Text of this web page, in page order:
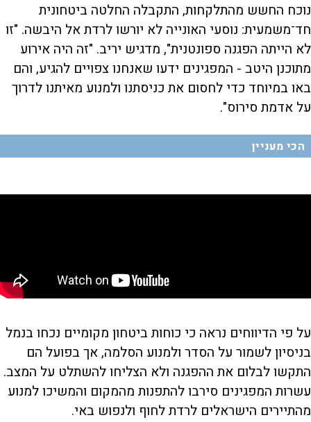
נוכח החשש מהתלקחות, התקבלה החלטה ביטחונית
חד־משמעית: נוסעי האונייה לא יורשו לרדת אל היבשה. "זו
לא הייתה הפגנה ספונטנית", מדגיש יריב. "זה היה אירוע
מתוכנן היטב - המפגינים ידעו שאנחנו צפויים להגיע, והם
באו במיוחד כדי לחסום את כניסתנו ולמנוע מאיתנו לדרוך
על אדמת סירוס".
הכי מעניין
על פי הדיווחים נראה כי כוחות ביטחון מקומיים נכחו בנמל
בניסיון לשמור על הסדר ולמנוע הסלמה, אך בפועל הם
התקשו לבלום את ההפגנה ולא הצליחו להשתלט על המצב.
עשרות המפגינים סירבו להתפנות מהמקום והמשיכו למנוע
מהתיירים הישראלים לרדת לחוף ולנפוש באי.